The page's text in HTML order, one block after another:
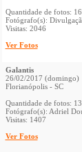
Quantidade de fotos: 16
Fotógrafo(s):
Visitas: 2046
Ver Fotos
Galantis
26/02/2017 (domingo)
Florianópolis - SC
Quantidade de fotos:
Fotógrafo(s): Adriel
Visitas: 1407
Ver Fotos